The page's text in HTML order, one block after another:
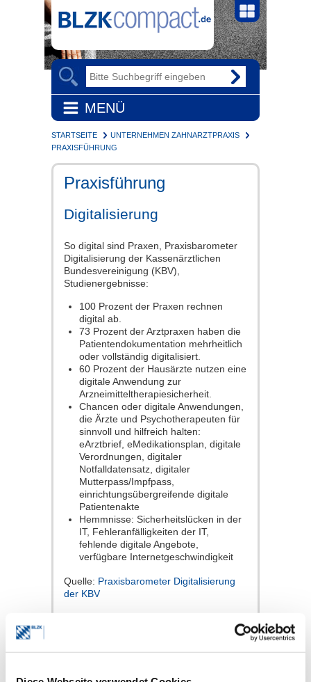
MENÜ
STARTSEITE
UNTERNEHMEN ZAHNARZTPRAXIS
PRAXISFÜHRUNG
Praxisführung
Digitalisierung
So digital sind Praxen, Praxisbarometer
Digitalisierung der Kassenärztlichen
Bundesvereinigung (KBV),
Studienergebnisse:
100 Prozent der Praxen rechnen
digital ab.
73 Prozent der Arztpraxen haben die
Patientendokumentation mehrheitlich
oder vollständig digitalisiert.
60 Prozent der Hausärzte nutzen eine
digitale Anwendung zur
Arzneimitteltherapiesicherheit.
Chancen oder digitale Anwendungen,
die Ärzte und Psychotherapeuten für
sinnvoll und hilfreich halten:
eArztbrief, eMedikationsplan, digitale
Verordnungen, digitaler
Notfalldatensatz, digitaler
Mutterpass/Impfpass,
einrichtungsübergreifende digitale
Patientenakte
Hemmnisse: Sicherheitslücken in der
IT, Fehleranfälligkeiten der IT,
fehlende digitale Angebote,
verfügbare Internetgeschwindigkeit
Quelle: Praxisbarometer Digitalisierung
der KBV
Ausführliche Informationen zum
BLZK(mit Login)